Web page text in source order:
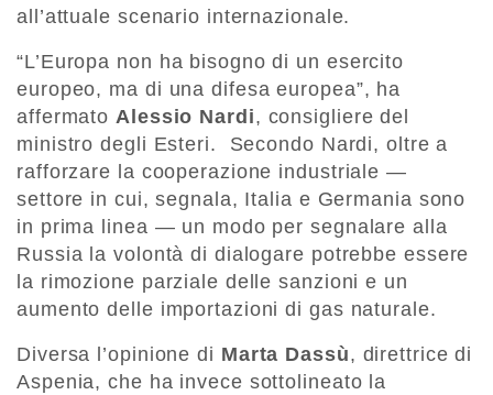
all’attuale scenario internazionale.
“L’Europa non ha bisogno di un esercito
europeo, ma di una difesa europea”, ha
affermatoAlessio Nardi, consigliere del
ministro degli Esteri. Secondo Nardi, oltre a
rafforzare la cooperazione industriale —
settore in cui, segnala, Italia e Germania sono
in prima linea — un modo per segnalare alla
Russia la volontà di dialogare potrebbe essere
la rimozione parziale delle sanzioni e un
aumento delle importazioni di gas naturale.
Diversa l’opinione di Marta Dassù, direttrice di
Aspenia, che ha invece sottolineato la